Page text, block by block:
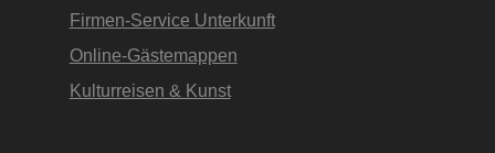
Firmen-Service Unterkunft
Online-Gästemappen
Kulturreisen & Kunst